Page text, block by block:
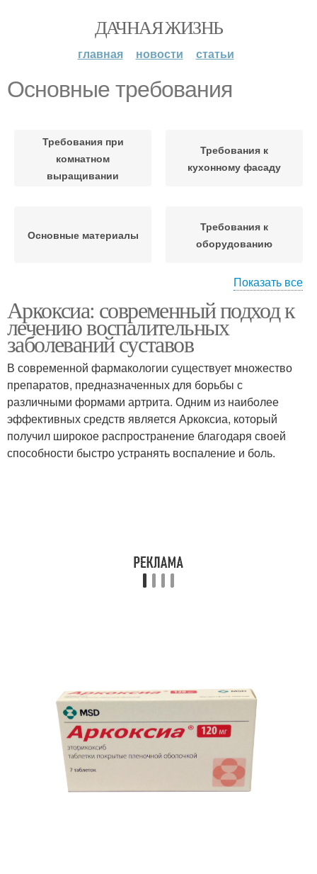
ДАЧНАЯ ЖИЗНЬ
главная новости статьи
Основные требования
Требования при
комнатном
выращивании
Требования к
кухонному фасаду
Основные материалы
Требования к
оборудованию
Требования к посадке
Показать все
Аркоксиа: современный подход к
лечению воспалительных
заболеваний суставов
В современной фармакологии существует множество
препаратов, предназначенных для борьбы с
различными формами артрита. Одним из наиболее
эффективных средств является Аркоксиа, который
получил широкое распространение благодаря своей
способности быстро устранять воспаление и боль.